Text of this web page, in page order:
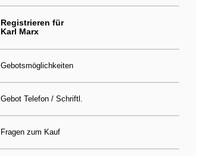
Registrieren für
Karl Marx
Gebotsmöglichkeiten
Gebot Telefon / Schriftl.
Fragen zum Kauf